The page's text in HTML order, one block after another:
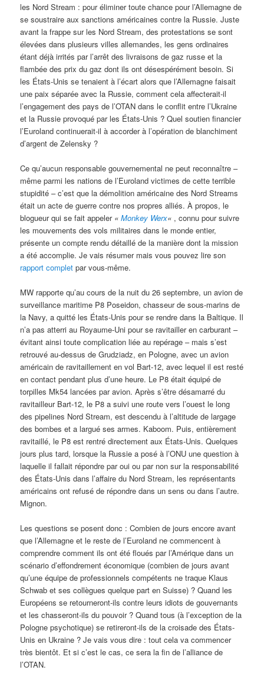
les Nord Stream : pour éliminer toute chance pour l’Allemagne de
se soustraire aux sanctions américaines contre la Russie. Juste
avant la frappe sur les Nord Stream, des protestations se sont
élevées dans plusieurs villes allemandes, les gens ordinaires
étant déjà irrités par l’arrêt des livraisons de gaz russe et la
flambée des prix du gaz dont ils ont désespérément besoin. Si
les États-Unis se tenaient à l’écart alors que l’Allemagne faisait
une paix séparée avec la Russie, comment cela affecterait-il
l’engagement des pays de l’OTAN dans le conflit entre l’Ukraine
et la Russie provoqué par les États-Unis ? Quel soutien financier
l’Euroland continuerait-il à accorder à l’opération de blanchiment
d’argent de Zelensky ?
Ce qu’aucun responsable gouvernemental ne peut reconnaître –
même parmi les nations de l’Euroland victimes de cette terrible
stupidité – c’est que la démolition américaine des Nord Streams
était un acte de guerre contre nos propres alliés. À propos, le
blogueur qui se fait appeler «Monkey Werx« , connu pour suivre
les mouvements des vols militaires dans le monde entier,
présente un compte rendu détaillé de la manière dont la mission
a été accomplie. Je vais résumer mais vous pouvez lire son
rapport complet par vous-même.
MW rapporte qu’au cours de la nuit du 26 septembre, un avion de
surveillance maritime P8 Poseidon, chasseur de sous-marins de
la Navy, a quitté les États-Unis pour se rendre dans la Baltique. Il
n’a pas atterri au Royaume-Uni pour se ravitailler en carburant –
évitant ainsi toute complication liée au repérage – mais s’est
retrouvé au-dessus de Grudziadz, en Pologne, avec un avion
américain de ravitaillement en vol Bart-12, avec lequel il est resté
en contact pendant plus d’une heure. Le P8 était équipé de
torpilles Mk54 lancées par avion. Après s’être désamarré du
ravitailleur Bart-12, le P8 a suivi une route vers l’ouest le long
des pipelines Nord Stream, est descendu à l’altitude de largage
des bombes et a largué ses armes. Kaboom. Puis, entièrement
ravitaillé, le P8 est rentré directement aux États-Unis. Quelques
jours plus tard, lorsque la Russie a posé à l’ONU une question à
laquelle il fallait répondre par oui ou par non sur la responsabilité
des États-Unis dans l’affaire du Nord Stream, les représentants
américains ont refusé de répondre dans un sens ou dans l’autre.
Mignon.
Les questions se posent donc : Combien de jours encore avant
que l’Allemagne et le reste de l’Euroland ne commencent à
comprendre comment ils ont été floués par l’Amérique dans un
scénario d’effondrement économique (combien de jours avant
qu’une équipe de professionnels compétents ne traque Klaus
Schwab et ses collègues quelque part en Suisse) ? Quand les
Européens se retourneront-ils contre leurs idiots de gouvernants
et les chasseront-ils du pouvoir ? Quand tous (à l’exception de la
Pologne psychotique) se retireront-ils de la croisade des États-
Unis en Ukraine ? Je vais vous dire : tout cela va commencer
très bientôt. Et si c’est le cas, ce sera la fin de l’alliance de
l’OTAN.